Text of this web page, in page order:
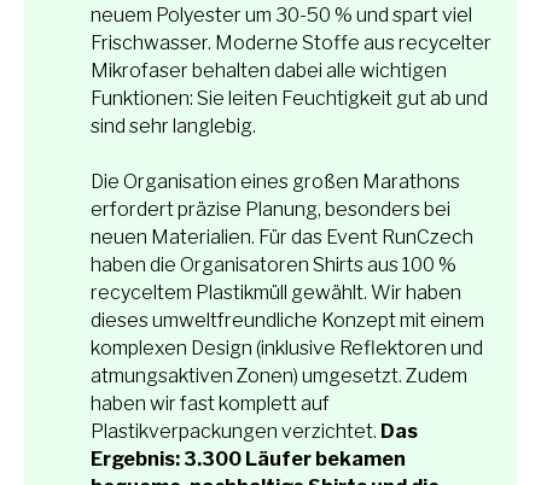
neuem Polyester um 30-50 % und spart viel
Frischwasser. Moderne Stoffe aus recycelter
Mikrofaser behalten dabei alle wichtigen
Funktionen: Sie leiten Feuchtigkeit gut ab und
sind sehr langlebig.
Die Organisation eines großen Marathons
erfordert präzise Planung, besonders bei
neuen Materialien. Für das Event RunCzech
haben die Organisatoren Shirts aus 100 %
recyceltem Plastikmüll gewählt. Wir haben
dieses umweltfreundliche Konzept mit einem
komplexen Design (inklusive Reflektoren und
atmungsaktiven Zonen) umgesetzt. Zudem
haben wir fast komplett auf
Plastikverpackungen verzichtet. Das
Ergebnis: 3.300 Läufer bekamen